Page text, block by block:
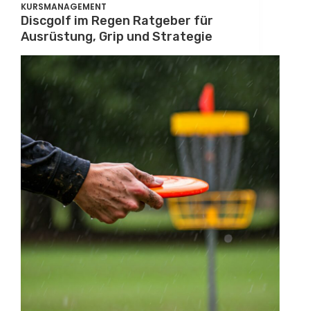
KURSMANAGEMENT
Discgolf im Regen Ratgeber für
Ausrüstung, Grip und Strategie